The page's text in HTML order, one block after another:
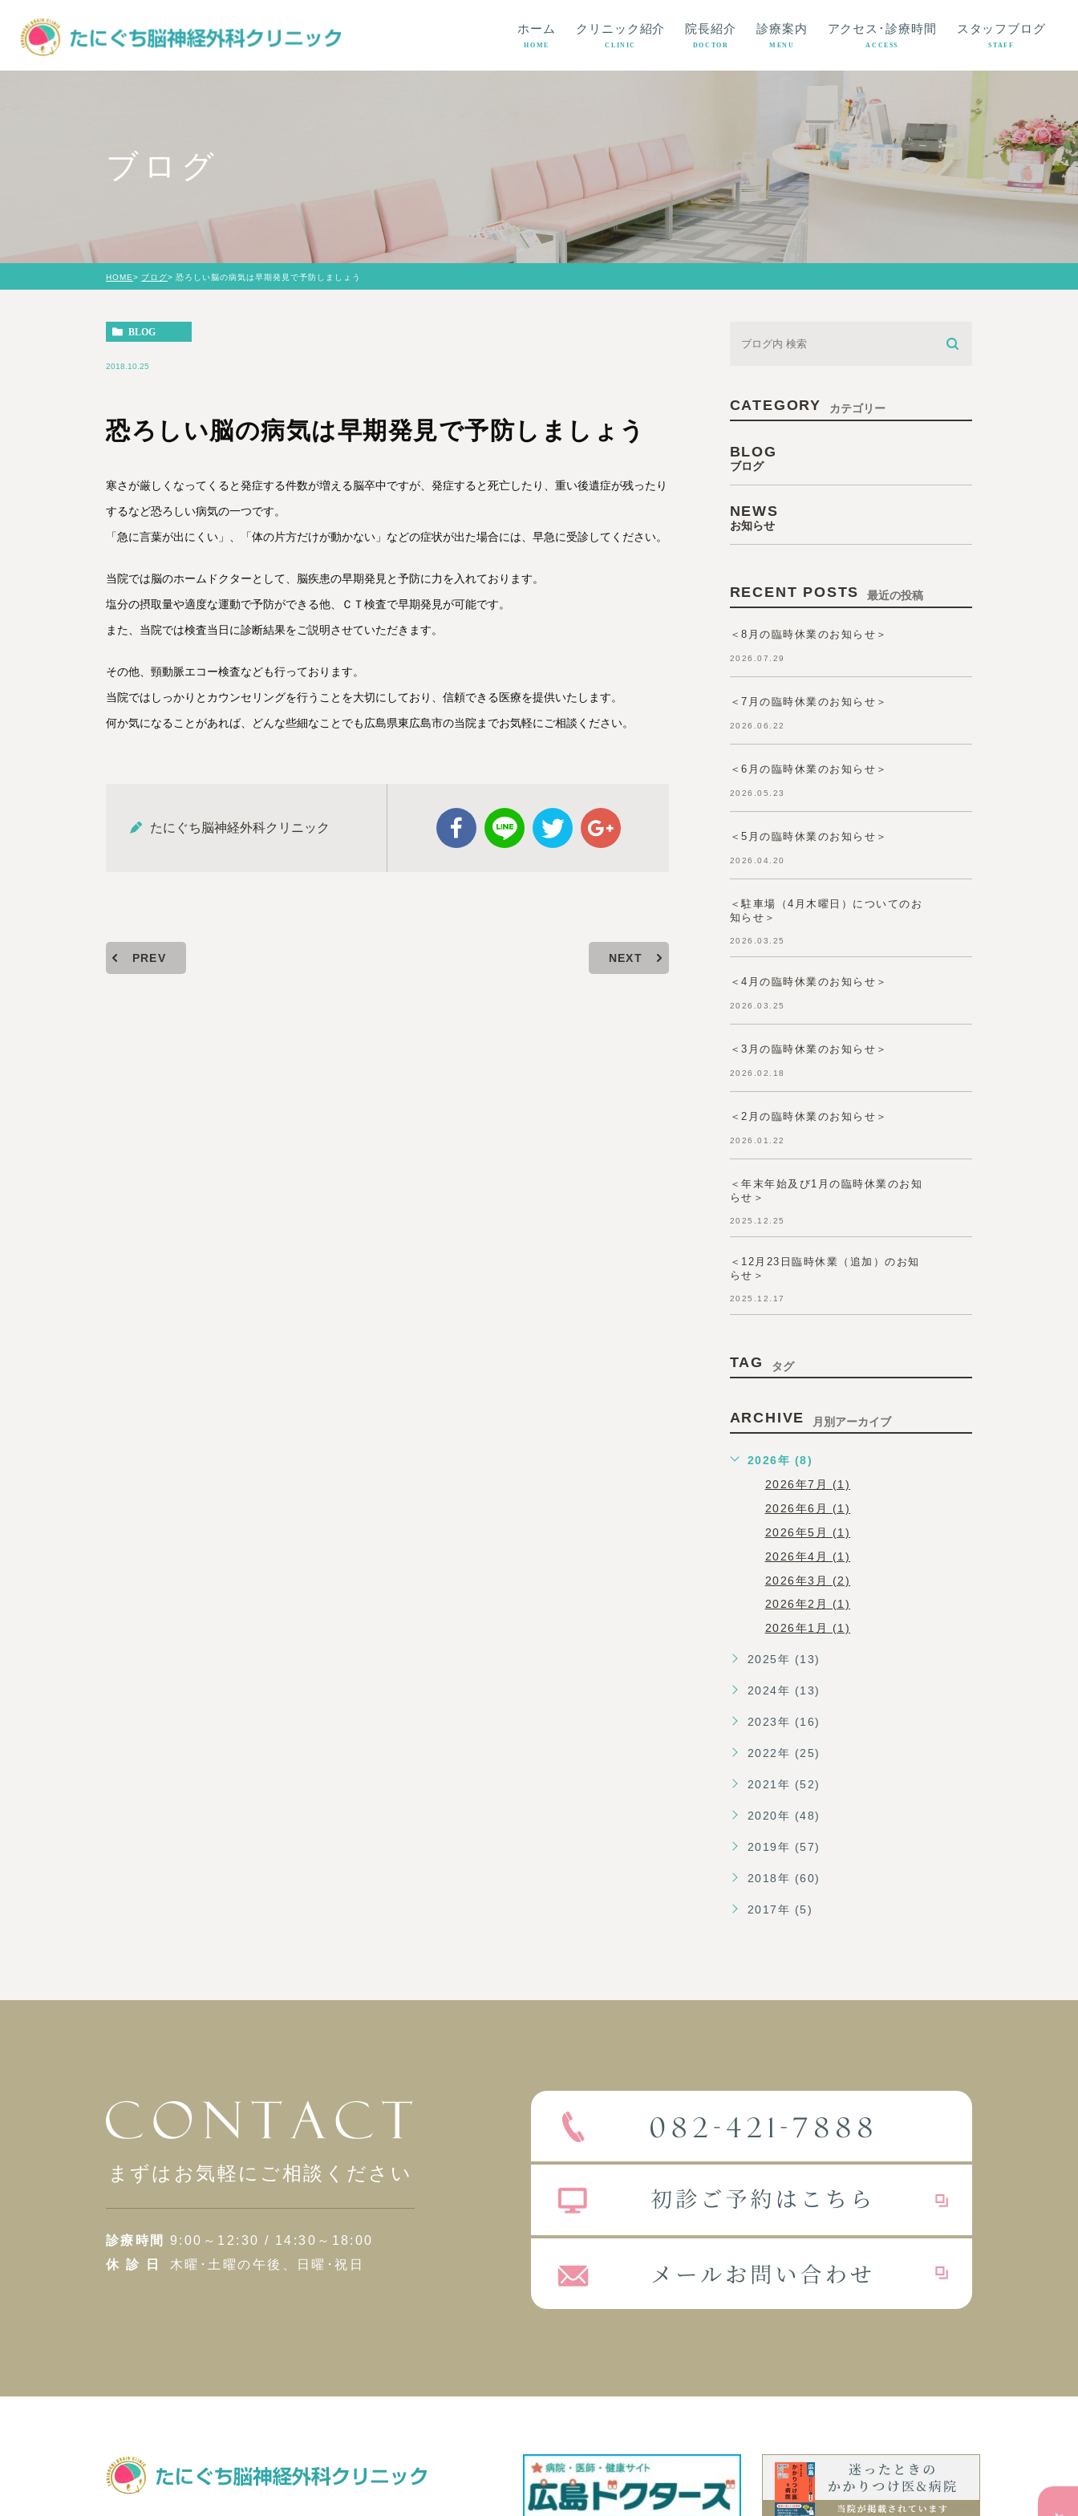
ホーム
HOME
クリニック紹介
CLINIC
院長紹介
DOCTOR
診療案内
MENU
アクセス･診療時間
ACCESS
スタッフブログ
STAFF
ブログ
HOME ブログ 恐ろしい脳の病気は早期発見で予防しましょう
BLOG
2018.10.25
恐ろしい脳の病気は早期発見で予防しましょう
寒さが厳しくなってくると発症する件数が増える脳卒中ですが、発症すると死亡したり、重い後遺症が残ったり
するなど恐ろしい病気の一つです。
「急に言葉が出にくい」、「体の片方だけが動かない」などの症状が出た場合には、早急に受診してください。
当院では脳のホームドクターとして、脳疾患の早期発見と予防に力を入れております。
塩分の摂取量や適度な運動で予防ができる他、ＣＴ検査で早期発見が可能です。
また、当院では検査当日に診断結果をご説明させていただきます。
その他、頸動脈エコー検査なども行っております。
当院ではしっかりとカウンセリングを行うことを大切にしており、信頼できる医療を提供いたします。
何か気になることがあれば、どんな些細なことでも広島県東広島市の当院までお気軽にご相談ください。
たにぐち脳神経外科クリニック
PREV NEXT
CATEGORY カテゴリー
BLOG
ブログ
NEWS
お知らせ
RECENT POSTS 最近の投稿
＜8月の臨時休業のお知らせ＞
2026.07.29
＜7月の臨時休業のお知らせ＞
2026.06.22
＜6月の臨時休業のお知らせ＞
2026.05.23
＜5月の臨時休業のお知らせ＞
2026.04.20
＜駐車場（4月木曜日）についてのお
知らせ＞
2026.03.25
＜4月の臨時休業のお知らせ＞
2026.03.25
＜3月の臨時休業のお知らせ＞
2026.02.18
＜2月の臨時休業のお知らせ＞
2026.01.22
＜年末年始及び1月の臨時休業のお知
らせ＞
2025.12.25
＜12月23日臨時休業（追加）のお知
らせ＞
2025.12.17
TAG タグ
ARCHIVE 月別アーカイブ
2026年 (8)
2026年7月 (1)
2026年6月 (1)
2026年5月 (1)
2026年4月 (1)
2026年3月 (2)
2026年2月 (1)
2026年1月 (1)
2025年 (13)
2024年 (13)
2023年 (16)
2022年 (25)
2021年 (52)
2020年 (48)
2019年 (57)
2018年 (60)
2017年 (5)
まずはお気軽にご相談ください
診療時間
休 診 日
9:00～12:30 / 14:30～18:00
木曜･土曜の午後、日曜･祝日